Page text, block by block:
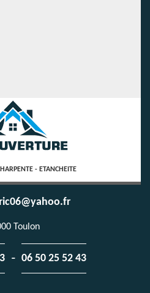
- ETANCHEITE
Toulon
- 06 50 25 52 43